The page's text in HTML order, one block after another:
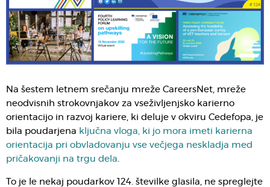
Na šestem letnem srečanju mreže CareersNet, mreže
neodvisnih strokovnjakov za vseživljenjsko karierno
orientacijo in razvoj kariere, ki deluje v okviru Cedefopa, je
bila poudarjena ključna vloga, ki jo mora imeti karierna
orientacija pri obvladovanju vse večjega neskladja med
pričakovanji na trgu dela.
To je le nekaj poudarkov 124. številke glasila, ne spreglejte